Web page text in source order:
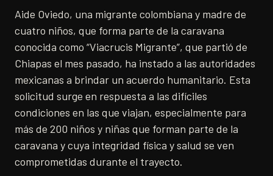
Aide Oviedo, una migrante colombiana y madre de
cuatro niños, que forma parte de la caravana
conocida como “Viacrucis Migrante”, que partió de
Chiapas el mes pasado, ha instado a las autoridades
mexicanas a brindar un acuerdo humanitario. Esta
solicitud surge en respuesta a las difíciles
condiciones en las que viajan, especialmente para
más de 200 niños y niñas que forman parte de la
caravana y cuya integridad física y salud se ven
comprometidas durante el trayecto.